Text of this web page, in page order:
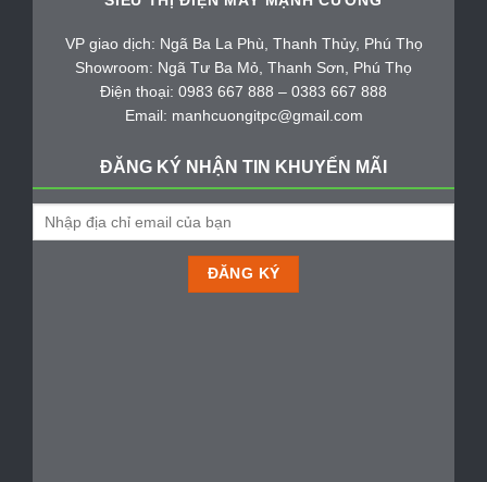
VP giao dịch: Ngã Ba La Phù, Thanh Thủy, Phú Thọ
Showroom: Ngã Tư Ba Mỏ, Thanh Sơn, Phú Thọ
Điện thoại: 0983 667 888 – 0383 667 888
Email: manhcuongitpc@gmail.com
ĐĂNG KÝ NHẬN TIN KHUYẾN MÃI